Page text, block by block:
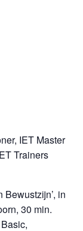
IET Master
Trainers
Bewustzijn’, in
30 min.